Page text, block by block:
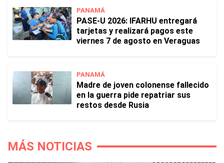
PANAMÁ
PASE-U 2026: IFARHU entregará
tarjetas y realizará pagos este
viernes 7 de agosto en Veraguas
PANAMÁ
Madre de joven colonense fallecido
en la guerra pide repatriar sus
restos desde Rusia
MÁS NOTICIAS